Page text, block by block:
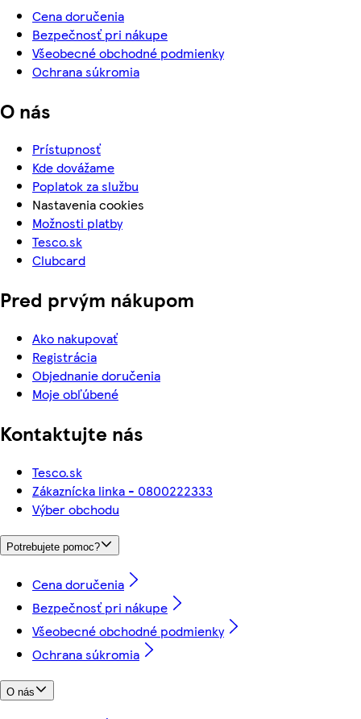
Cena doručenia
Bezpečnosť pri nákupe
Všeobecné obchodné podmienky
Ochrana súkromia
O nás
Prístupnosť
Kde dovážame
Poplatok za službu
Nastavenia cookies
Možnosti platby
Tesco.sk
Clubcard
Pred prvým nákupom
Ako nakupovať
Registrácia
Objednanie doručenia
Moje obľúbené
Kontaktujte nás
Tesco.sk
Zákaznícka linka - 0800222333
Výber obchodu
Potrebujete pomoc?
Cena doručenia
Bezpečnosť pri nákupe
Všeobecné obchodné podmienky
Ochrana súkromia
O nás